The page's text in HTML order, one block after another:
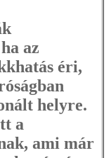
az
éri,
helyre.
a
ami már